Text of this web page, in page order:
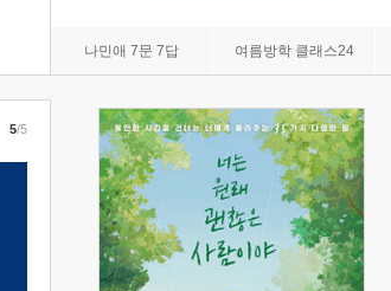
나민애 7문 7답 여름방학 클래스24
5/5